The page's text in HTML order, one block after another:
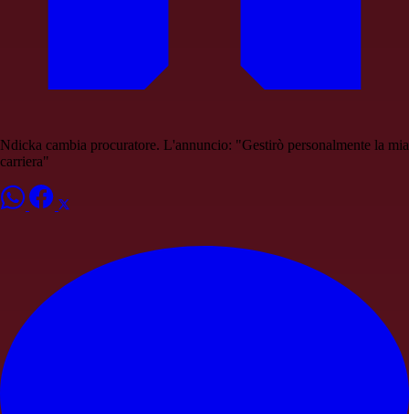
Ndicka cambia procuratore. L'annuncio: "Gestirò personalmente la mia
carriera"